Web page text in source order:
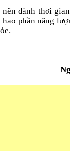
dành thời
phần năng